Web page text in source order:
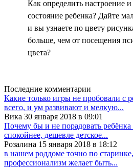
Как определить настроение
состояние ребенка? Дайте
и вы узнаете по цвету
больше, чем от посещения
цвета?
Последние комментарии
Какие только игры не пробовали с
всего, и ум развивают и мелкую...
Вика 30 января 2018 в 09:01
Почему бы и не порадовать
спокойнее, дешевле детское...
Розалина 15 января 2018 в 18:12
в нашем роддоме точно по
профессионализм желает быть...